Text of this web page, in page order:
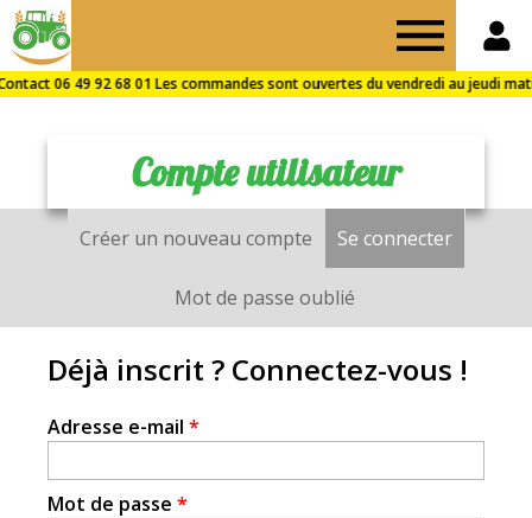
Fermes
de
Compte utilisateur
OngletsCréer un nouveau compte Se connecter(onglet
Mot de passe oublié
Déjà inscrit ? Connectez-vous !
Adresse e-mail *
Mot de passe *